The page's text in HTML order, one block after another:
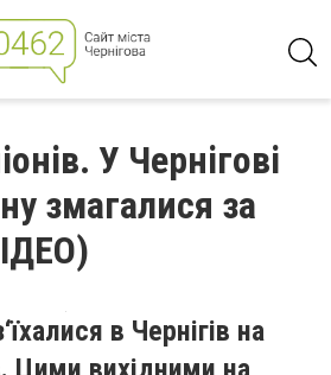
У Чернігові
змагалися за
в Чернігів на